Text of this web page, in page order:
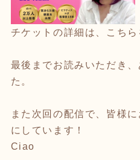
チケットの詳細は、こちら
最後までお読みいただき
た。
また次回の配信で、皆様
にしています！
Ciao